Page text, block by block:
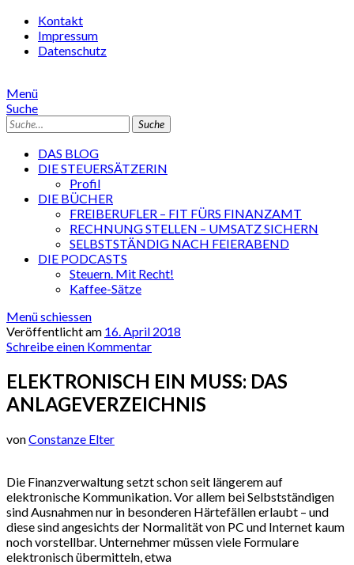
Kontakt
Impressum
Datenschutz
Menü
Suche
Suche
DAS BLOG
DIE STEUERSÄTZERIN
Profil
DIE BÜCHER
FREIBERUFLER – FIT FÜRS FINANZAMT
RECHNUNG STELLEN – UMSATZ SICHERN
SELBSTSTÄNDIG NACH FEIERABEND
DIE PODCASTS
Steuern. Mit Recht!
Kaffee-Sätze
Menü schiessen
Veröffentlicht am 16. April 2018
Schreibe einen Kommentar
ELEKTRONISCH EIN MUSS: DAS
ANLAGEVERZEICHNIS
vonConstanze Elter
Die Finanzverwaltung setzt schon seit längerem auf
elektronische Kommunikation. Vor allem bei Selbstständigen
sind Ausnahmen nur in besonderen Härtefällen erlaubt – und
diese sind angesichts der Normalität von PC und Internet kaum
noch vorstellbar. Unternehmer müssen viele Formulare
elektronisch übermitteln, etwa